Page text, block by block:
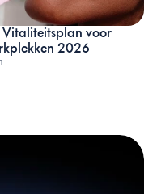
Vitaliteitsplan voor
2026